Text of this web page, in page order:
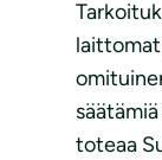
toteaa